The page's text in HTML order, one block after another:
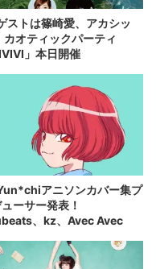
カオティックパーティ
」本日開催
ーサー発表！
、kz、Avec Avec